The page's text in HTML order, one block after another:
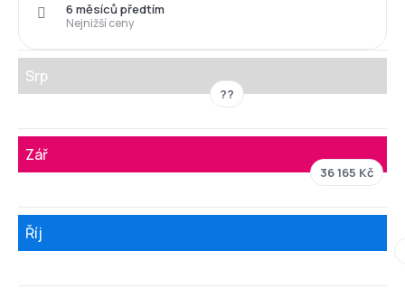
Nejnižší ceny
6 měsíců předtím
Srp
??
Zář
36 165 Kč
Říj